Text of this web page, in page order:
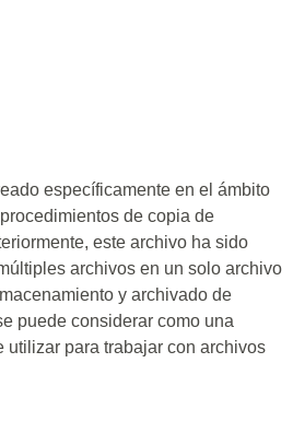
específicamente en el ámbito
de copia de
este archivo ha sido
archivos en un solo archivo
y archivado de
puede considerar como una
utilizar para trabajar con archivos